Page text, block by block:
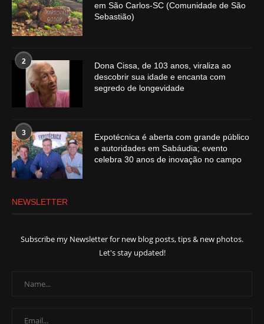
em São Carlos-SC (Comunidade de São
Sebastião)
2
Dona Cissa, de 103 anos, viraliza ao
descobrir sua idade e encanta com
segredo de longevidade
3
Expotécnica é aberta com grande público
e autoridades em Sabáudia; evento
celebra 30 anos de inovação no campo
NEWSLETTER
Subscribe my Newsletter for new blog posts, tips & new photos.
Let's stay updated!